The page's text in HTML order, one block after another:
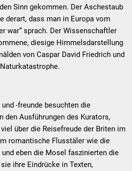
Sinn gekommen. Der Aschestaub
derart, dass man in Europa vom
war“ sprach. Der Wissenschaftler
diesige Himmelsdarstellung
von Caspar David Friedrich und
-freunde besuchten die
den Ausführungen des Kurators,
über die Reisefreude der Briten im
romantische Flusstäler wie die
und eben die Mosel faszinierten die
ihre Eindrücke in Texten,